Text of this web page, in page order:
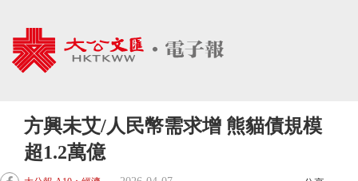
方興未艾/人民幣需求增 熊貓債規模
超1.2萬億